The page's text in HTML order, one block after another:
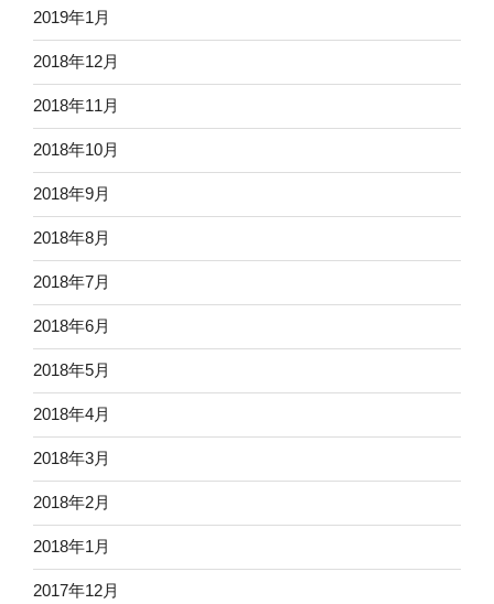
2019年1月
2018年12月
2018年11月
2018年10月
2018年9月
2018年8月
2018年7月
2018年6月
2018年5月
2018年4月
2018年3月
2018年2月
2018年1月
2017年12月